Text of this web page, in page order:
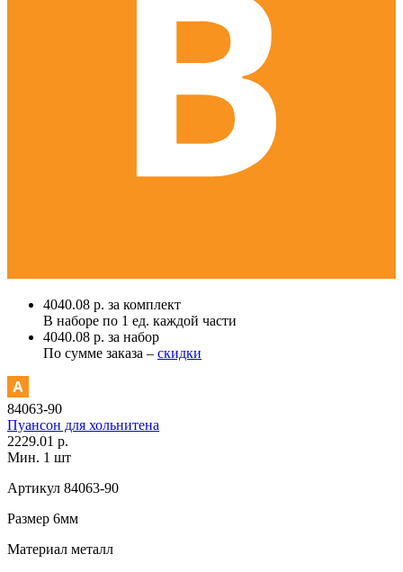
4040.08 р. за комплект
В наборе по 1 ед. каждой части
4040.08 р. за набор
По сумме заказа – скидки
84063-90
Пуансон для хольнитена
2229.01 р.
Мин. 1 шт
Артикул 84063-90
Размер 6мм
Материал металл